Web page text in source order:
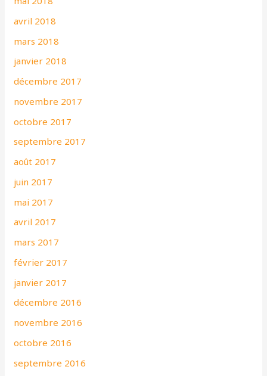
avril 2018
mars 2018
janvier 2018
décembre 2017
novembre 2017
octobre 2017
septembre 2017
août 2017
juin 2017
mai 2017
avril 2017
mars 2017
février 2017
janvier 2017
décembre 2016
novembre 2016
octobre 2016
septembre 2016